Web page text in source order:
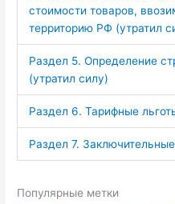
стоимости товаров,
территорию РФ (утратил
Раздел 5. Определение
(утратил силу)
Раздел 6. Тарифные
Раздел 7.
Популярные метки